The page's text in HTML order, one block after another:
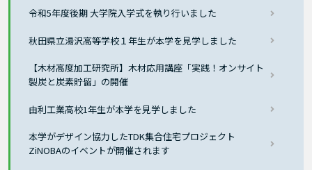
令和5年度後期 大学院入学式を執り行いました
秋田県立湯沢高等学校１年生が本学を見学しました
【木材高度加工研究所】木材応用講座「実践！オンサイト
製炭と炭素貯留」の開催
由利工業高校1年生が本学を見学しました
本学がデザイン協力したTDK集合住宅プロジェクト
ZiNOBAのイベントが開催されます